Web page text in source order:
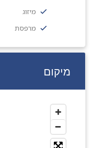
מיזוג
מרפסת
מיקום